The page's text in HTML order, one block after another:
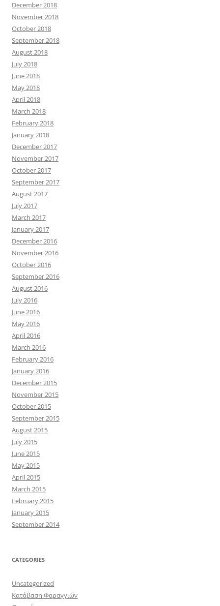
December 2018
November 2018
October 2018
September 2018
August 2018
July 2018
June 2018
May 2018
April 2018
March 2018
February 2018
January 2018
December 2017
November 2017
October 2017
September 2017
August 2017
July 2017
March 2017
January 2017
December 2016
November 2016
October 2016
September 2016
August 2016
July 2016
June 2016
May 2016
April 2016
March 2016
February 2016
January 2016
December 2015
November 2015
October 2015
September 2015
August 2015
July 2015
June 2015
May 2015
April 2015
March 2015
February 2015
January 2015
September 2014
CATEGORIES
Uncategorized
Κατάβαση Φαραγγιών